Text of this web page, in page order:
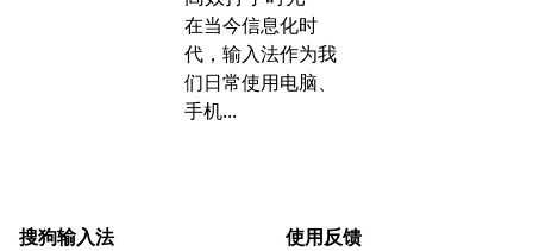
在当今信息化时
代，输入法作为我
们日常使用电脑、
手机...
搜狗输入法
使用反馈